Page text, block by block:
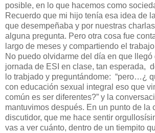
posible, en lo que hacemos como
Recuerdo que mi hijo tenía esa idea de
que desempeñaba y por nuestras
alguna pregunta. Pero otra cosa fue
largo de meses y compartiendo el
No puedo olvidarme del día en que llegó
jornada de ESI en clase, tan esperada,
lo trabjado y preguntándome: “pero…¿
con educación sexual integral eso que
común es ser diferentes?” y la
mantuvimos después. En un punto de la
discutidor, que me hace sentir
vas a ver cuánto, dentro de un tiempito